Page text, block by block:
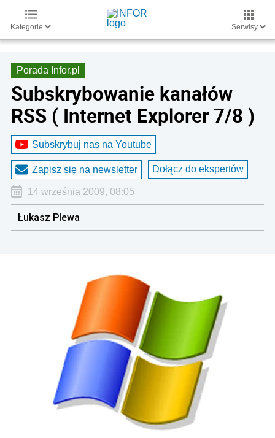
Kategorie Serwisy
Porada Infor.pl
Subskrybowanie kanałów
RSS ( Internet Explorer 7/8 )
Subskrybuj nas na Youtube
Zapisz się na newsletter Dołącz do ekspertów
14 września 2009, 08:05
Łukasz Plewa